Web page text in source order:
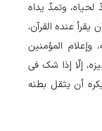
وتمدّ یداه
یقرأ عنده القرآن،
المؤمنین
إلّا إذا شک فی
أن یثقل بطنه